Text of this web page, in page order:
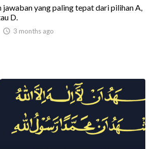
jawaban yang paling tepat dari pilihan A,
D.
 3 months ago